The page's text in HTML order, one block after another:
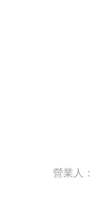
營業人：